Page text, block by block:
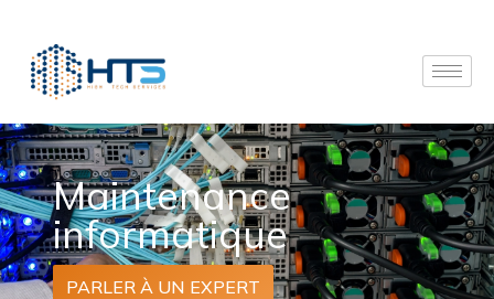
Maintenance
informatique
PARLER À UN EXPERT